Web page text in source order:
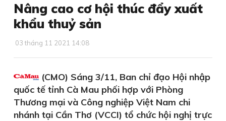
Nâng cao cơ hội thúc đẩy xuất
khẩu thuỷ sản
03 tháng 11 2021 14:08
(CMO) Sáng 3/11, Ban chỉ đạo Hội nhập
quốc tế tỉnh Cà Mau phối hợp với Phòng
Thương mại và Công nghiệp Việt Nam chi
nhánh tại Cần Thơ (VCCI) tổ chức hội nghị trực